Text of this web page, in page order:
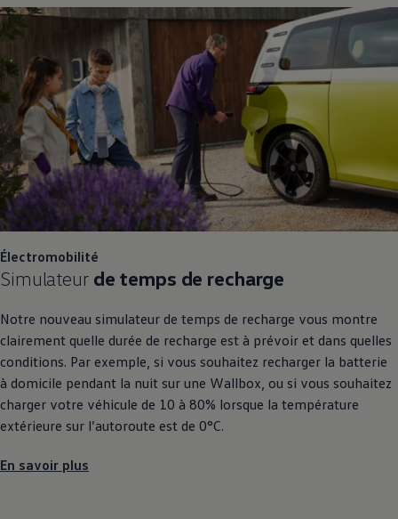
Électromobilité
Simulateur de temps de recharge
Notre nouveau simulateur de temps de recharge vous montre
clairement quelle durée de recharge est à prévoir et dans quelles
conditions. Par exemple, si vous souhaitez recharger la batterie
à domicile pendant la nuit sur une Wallbox, ou si vous souhaitez
charger votre véhicule de 10 à 80% lorsque la température
extérieure sur l’autoroute est de 0°C.
En savoir plus